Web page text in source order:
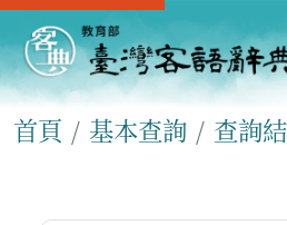
首頁 基本查詢 查詢